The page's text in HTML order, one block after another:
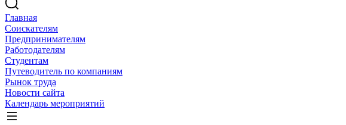
Главная
Соискателям
Предпринимателям
Работодателям
Студентам
Путеводитель по компаниям
Рынок труда
Новости сайта
Календарь мероприятий